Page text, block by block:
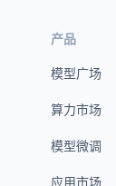
产品
模型广场
算力市场
模型微调
应用市场